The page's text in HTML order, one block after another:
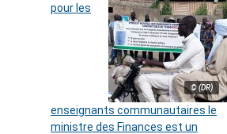
© (DR)
pour les
enseignants communautaires le
ministre des Finances est un